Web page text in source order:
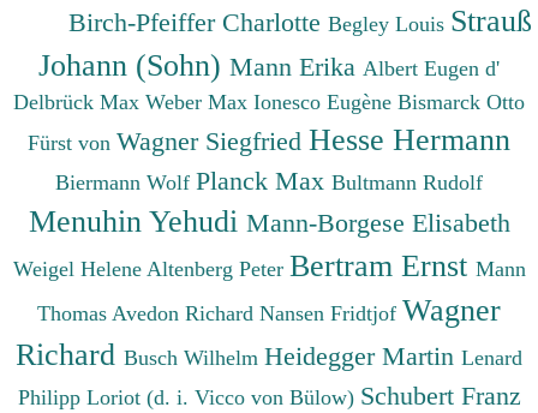
Birch-Pfeiffer CharlotteBegley Louis Strauß
Johann (Sohn) Mann Erika Albert Eugen d'
Delbrück Max Weber Max Ionesco Eugène Bismarck Otto
Fürst von Wagner Siegfried Hesse Hermann
Biermann Wolf Planck Max Bultmann Rudolf
Menuhin Yehudi Mann-Borgese Elisabeth
Weigel Helene Altenberg Peter Bertram Ernst Mann
Thomas Avedon Richard Nansen Fridtjof Wagner
Richard Busch Wilhelm Heidegger Martin Lenard
Philipp Loriot (d. i. Vicco von Bülow) Schubert Franz